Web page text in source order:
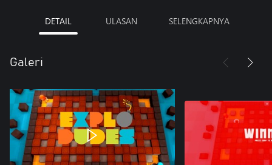
DETAIL ULASAN SELENGKAPNYA
Galeri